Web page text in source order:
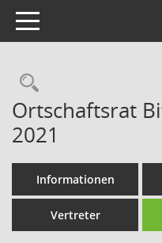
Toggle navigation
Ortschaftsrat
2021
Informationen
Vertreter